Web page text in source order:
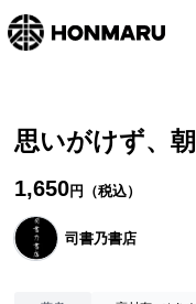
思いがけず、
1,650円（税込）
司書乃書店